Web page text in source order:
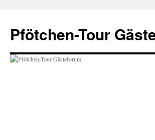
content
Pfötchen-Tour